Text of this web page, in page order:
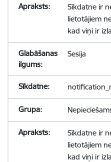
Sīkdatne ir
lietotājiem
kad viņi ir
Sesija
Sīkdatne ir
lietotājiem
kad viņi ir